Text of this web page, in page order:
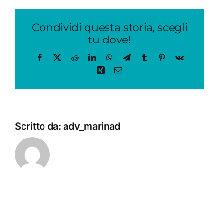
Condividi questa storia, scegli
tu dove!
Facebook
X RedditLinkedInWhatsApp
TelegramTumblrPinterest
Vk
Xing Email
Scritto da:adv_marinad